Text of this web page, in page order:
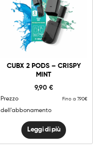
CUBX 2 PODS – CRISPY
MINT
9,90 €
Prezzo
dell'abbonamento
Fino a 7.90€
Leggi di più